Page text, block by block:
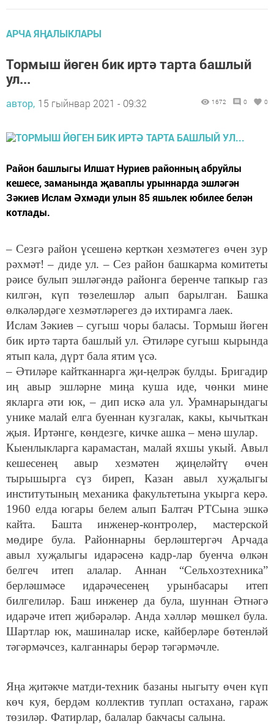
АРЧА ЯҢАЛЫКЛАРЫ
Тормыш йөген бик иртә тарта башлый
ул...
автор, 15 гыйнвар 2021 - 09:32 1672 0 0
Район башлыгы Илшат Нуриев районның абруйлы
кешесе, заманында җаваплы урыннарда эшләгән
Зәкиев Ислам Әхмәди улын 85 яшьлек юбилее белән
котлады.
– Сезгә район үсешенә керткән хезмәтегез өчен зур
рәхмәт! – диде ул. – Сез район башкарма комитеты
рәисе булып эшләгәндә районга беренче тапкыр газ
килгән, күп төзелешләр алып барылган. Башка
өлкәләрдәге хезмәтләрегез дә ихтирамга лаек.
Ислам Зәкиев – сугыш чоры баласы. Тормыш йөген
бик иртә тарта башлый ул. Әтиләре сугыш кырында
ятып кала, дүрт бала ятим үсә.
– Әтиләре кайтканнарга җи-ңелрәк булды. Бригадир
иң авыр эшләрне миңа куша иде, чөнки мине
якларга әти юк, – дип искә ала ул. Урамнарындагы
унике малай елга буеннан кузгалак, какы, кычыткан
җыя. Иртәнге, көндезге, кичке ашка – менә шулар.
Кыенлыкларга карамастан, малай яхшы укый. Авыл
кешесенең авыр хезмәтен җиңеләйтү өчен
тырышырга сүз биреп, Казан авыл хуҗалыгы
институтының механика факультетына укырга керә.
1960 елда югары белем алып Балтач РТСына эшкә
кайта. Башта инженер-контролер, мастерской
мөдире була. Районнарны берләштергәч Арчада
авыл хуҗалыгы идарәсенә кадр-лар буенча өлкән
белгеч итеп алалар. Аннан “Сельхозтехника”
берләшмәсе идарәчесенең урынбасары итеп
билгелиләр. Баш инженер да була, шуннан Әтнәгә
идарәче итеп җибәрәләр. Анда хәлләр мөшкел була.
Шартлар юк, машиналар иске, кайберләре бөтенләй
тәгәрмәчсез, калганнары берәр тәгәрмәчле.
Яңа җитәкче матди-техник базаны ныгыту өчен күп
көч куя, бердәм коллектив туплап остаханә, гараж
төзиләр. Фатирлар, балалар бакчасы салына.